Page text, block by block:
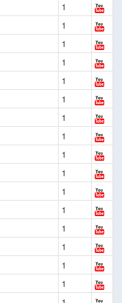
1
1
1
1
1
1
1
1
1
1
1
1
1
1
1
1